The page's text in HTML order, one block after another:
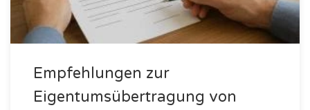
Empfehlungen zur
Eigentumsübertragung von